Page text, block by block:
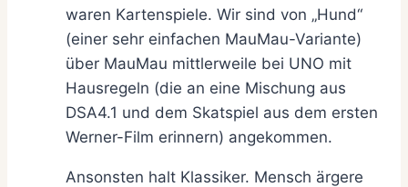
waren Kartenspiele. Wir sind von „Hund“
(einer sehr einfachen MauMau-Variante)
über MauMau mittlerweile bei UNO mit
Hausregeln (die an eine Mischung aus
DSA4.1 und dem Skatspiel aus dem ersten
Werner-Film erinnern) angekommen.
Ansonsten halt Klassiker. Mensch ärgere